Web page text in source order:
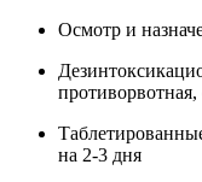
Осмотр и
на 2-3 дня